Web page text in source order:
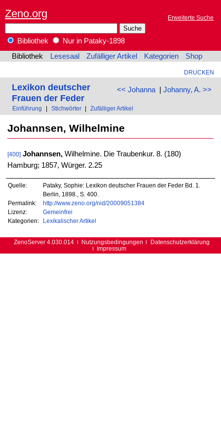
Zeno.org Erweiterte Suche
Bibliothek
Nur in Pataky-1898
Bibliothek
Lesesaal Zufälliger Artikel Kategorien Shop
DRUCKEN
<< Johanna| Johanny, A. >>
Lexikon deutscher
Frauen der Feder
Einführung Stichwörter Zufälliger Artikel
Johannsen, Wilhelmine
[400] Johannsen,Wilhelmine. Die Traubenkur. 8. (180)
Hamburg; 1857, Würger. 2.25
Quelle:
Pataky, Sophie: Lexikon deutscher Frauen der Feder Bd. 1.
Berlin, 1898., S. 400.
Permalink:
http://www.zeno.org/nid/20009051384
Lizenz:
Gemeinfrei
Kategorien:
Lexikalischer Artikel
ZenoServer 4.030.014 Nutzungsbedingungen
Datenschutzerklärung
Impressum